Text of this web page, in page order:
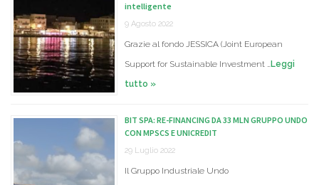
intelligente
9 Agosto 2022
Grazie al fondo JESSICA (Joint European
Support for Sustainable Investment …Leggi
tutto »
BIT SPA: RE-FINANCING DA 33 MLN GRUPPO UNDO
CON MPSCS E UNICREDIT
29 Luglio 2022
Il Gruppo Industriale Undo